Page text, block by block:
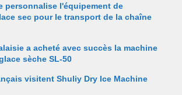
personnalise l'équipement de
sec pour le transport de la chaîne
a acheté avec succès la machine
sèche SL-50
visitent Shuliy Dry Ice Machine